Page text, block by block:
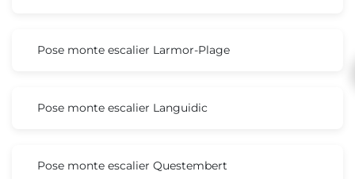
Pose monte escalier Larmor-Plage
Pose monte escalier Languidic
Pose monte escalier Questembert